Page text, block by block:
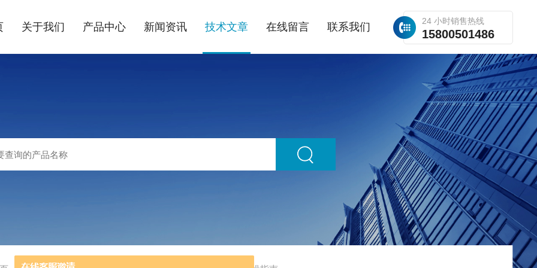
24 小时销售热线
15800501486
关于我们 产品中心 新闻资讯 技术文章 在线留言 联系我们